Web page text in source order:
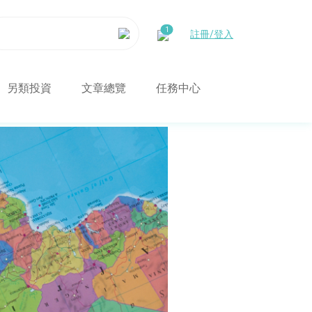
註冊/登入
另類投資 文章總覽 任務中心